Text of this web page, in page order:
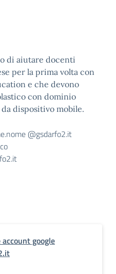
di aiutare docenti
per la prima volta con
e che devono
con dominio
da dispositivo mobile.
@gsdarfo2.it
google